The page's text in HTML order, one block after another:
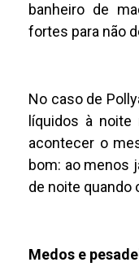
banheiro de
fortes para não
No caso de
líquidos à
acontecer o
bom: ao menos
de noite quando
Medos e